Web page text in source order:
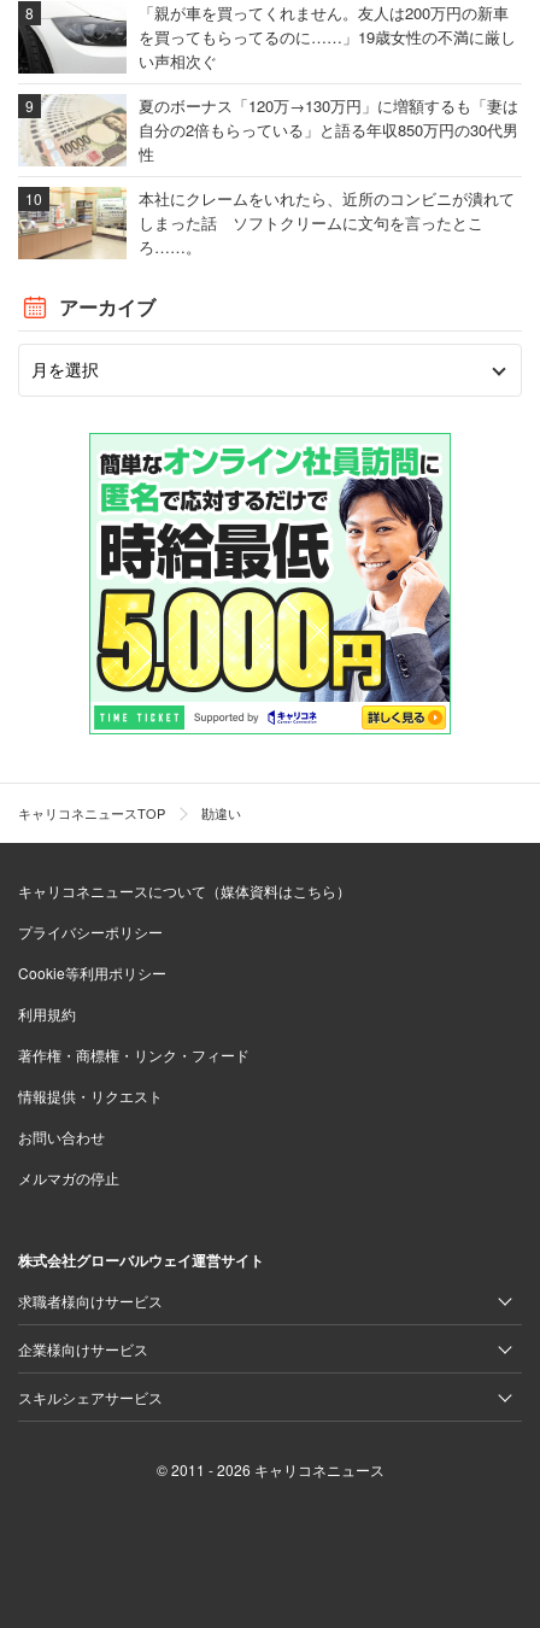
「親が車を買ってくれません。友人は200万円の新車
を買ってもらってるのに……」19歳女性の不満に厳し
い声相次ぐ
夏のボーナス「120万→130万円」に増額するも「妻は
自分の2倍もらっている」と語る年収850万円の30代男
性
本社にクレームをいれたら、近所のコンビニが潰れて
しまった話 ソフトクリームに文句を言ったとこ
ろ……。
アーカイブ
キャリコネニュースTOP 勘違い
キャリコネニュースについて（媒体資料はこちら）
プライバシーポリシー
Cookie等利用ポリシー
利用規約
著作権・商標権・リンク・フィード
情報提供・リクエスト
お問い合わせ
メルマガの停止
株式会社グローバルウェイ運営サイト
求職者様向けサービス
企業様向けサービス
スキルシェアサービス
© 2011 - 2026 キャリコネニュース